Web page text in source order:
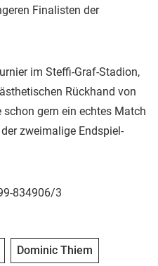
Finalisten der
im Steffi-Graf-Stadion,
Rückhand von
gern ein echtes Match
zweimalige Endspiel-
834906/3
Dominic Thiem